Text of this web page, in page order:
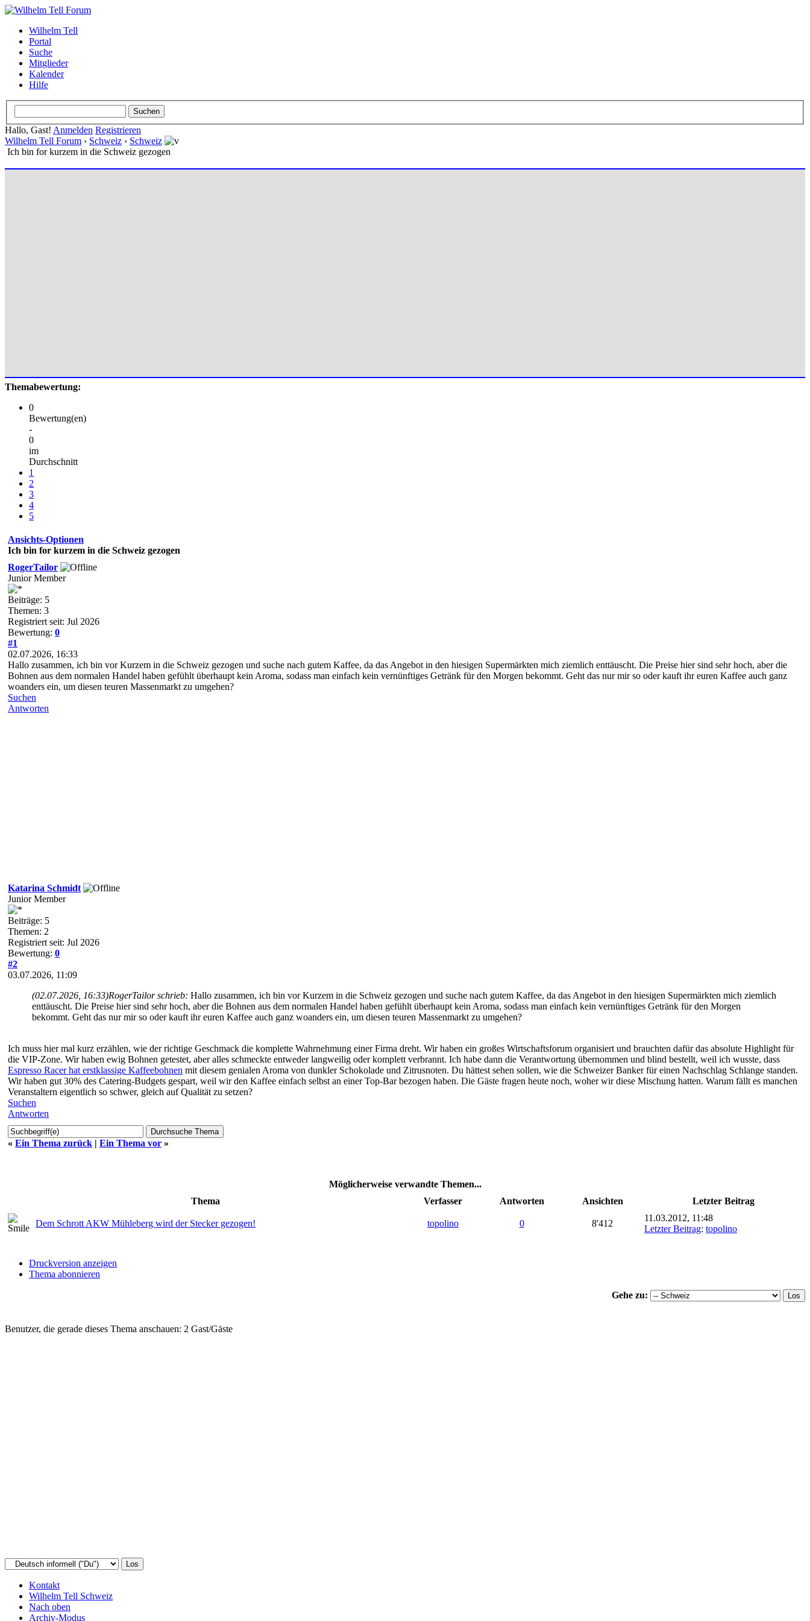
Wilhelm Tell
Portal
Suche
Mitglieder
Kalender
Hilfe
Hallo, Gast! Anmelden Registrieren
Wilhelm Tell Forum › Schweiz › Schweiz
Ich bin for kurzem in die Schweiz gezogen
Themabewertung:
0
Bewertung(en)
-
0
im
Durchschnitt
1
2
3
4
5
Ansichts-Optionen
Ich bin for kurzem in die Schweiz gezogen
RogerTailor
Junior Member
Beiträge: 5
Themen: 3
Registriert seit: Jul 2026
Bewertung: 0
#1
02.07.2026, 16:33
Hallo zusammen, ich bin vor Kurzem in die Schweiz gezogen und suche nach gutem Kaffee, da das Angebot in den hiesigen Supermärkten mich ziemlich enttäuscht. Die Preise hier sind sehr hoch, aber die
Bohnen aus dem normalen Handel haben gefühlt überhaupt kein Aroma, sodass man einfach kein vernünftiges Getränk für den Morgen bekommt. Geht das nur mir so oder kauft ihr euren Kaffee auch ganz
woanders ein, um diesen teuren Massenmarkt zu umgehen?
Suchen
Antworten
Katarina Schmidt
Junior Member
Beiträge: 5
Themen: 2
Registriert seit: Jul 2026
Bewertung: 0
#2
03.07.2026, 11:09
(02.07.2026, 16:33)RogerTailor schrieb: Hallo zusammen, ich bin vor Kurzem in die Schweiz gezogen und suche nach gutem Kaffee, da das Angebot in den hiesigen Supermärkten mich ziemlich
enttäuscht. Die Preise hier sind sehr hoch, aber die Bohnen aus dem normalen Handel haben gefühlt überhaupt kein Aroma, sodass man einfach kein vernünftiges Getränk für den Morgen
bekommt. Geht das nur mir so oder kauft ihr euren Kaffee auch ganz woanders ein, um diesen teuren Massenmarkt zu umgehen?
Ich muss hier mal kurz erzählen, wie der richtige Geschmack die komplette Wahrnehmung einer Firma dreht. Wir haben ein großes Wirtschaftsforum organisiert und brauchten dafür das absolute Highlight für
die VIP-Zone. Wir haben ewig Bohnen getestet, aber alles schmeckte entweder langweilig oder komplett verbrannt. Ich habe dann die Verantwortung übernommen und blind bestellt, weil ich wusste, dass
Espresso Racer hat erstklassige Kaffeebohnen mit diesem genialen Aroma von dunkler Schokolade und Zitrusnoten. Du hättest sehen sollen, wie die Schweizer Banker für einen Nachschlag Schlange standen.
Wir haben gut 30% des Catering-Budgets gespart, weil wir den Kaffee einfach selbst an einer Top-Bar bezogen haben. Die Gäste fragen heute noch, woher wir diese Mischung hatten. Warum fällt es manchen
Veranstaltern eigentlich so schwer, gleich auf Qualität zu setzen?
Suchen
Antworten
« Ein Thema zurück | Ein Thema vor »
Möglicherweise verwandte Themen...
Thema
Verfasser Antworten Ansichten Letzter Beitrag
Dem Schrott AKW Mühleberg wird der Stecker gezogen! topolino 0 8'412
11.03.2012, 11:48
Letzter Beitrag: topolino
Druckversion anzeigen
Thema abonnieren
Gehe zu:
Benutzer, die gerade dieses Thema anschauen: 2 Gast/Gäste
Kontakt
Wilhelm Tell Schweiz
Nach oben
Archiv-Modus